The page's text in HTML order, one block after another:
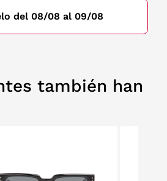
del 08/08 al 09/08
también han